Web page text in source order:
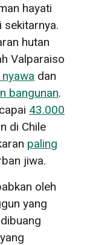
hayati
hutan
Valparaiso
dan
bangunan.
43.000
di Chile
paling
jiwa.
oleh
yang